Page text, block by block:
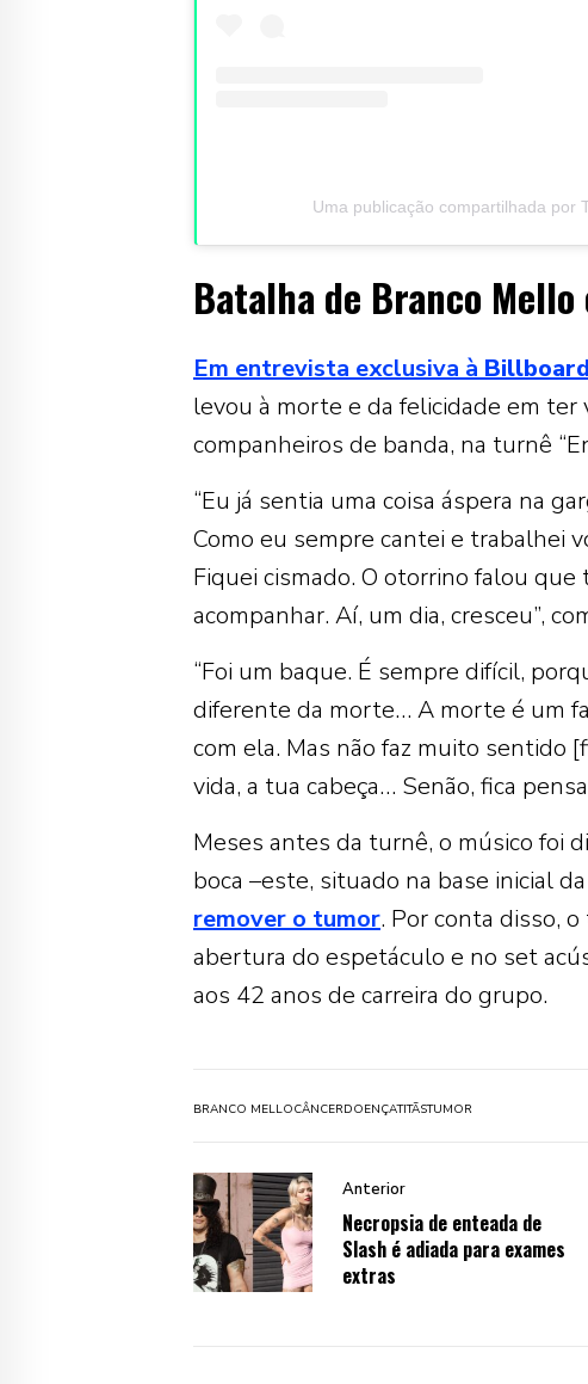
Uma publicação compartilhada por
Batalha de Branco
Em entrevista exclusiva à
levou à morte e da felicidade em
companheiros de banda, na turnê
“Eu já sentia uma coisa áspera na
Como eu sempre cantei e trabalhei
Fiquei cismado. O otorrino falou
acompanhar. Aí, um dia, cresceu”,
“Foi um baque. É sempre difícil,
diferente da morte… A morte é um
com ela. Mas não faz muito sentido
vida, a tua cabeça… Senão, fica
Meses antes da turnê, o músico foi
boca –este, situado na base inicial
remover o tumor. Por conta disso,
abertura do espetáculo e no set
aos 42 anos de carreira do grupo.
BRANCO MELLOCÂNCERDOENÇATITÃSTUMOR
Anterior
Necropsia de enteada de
Slash é adiada para exames
extras